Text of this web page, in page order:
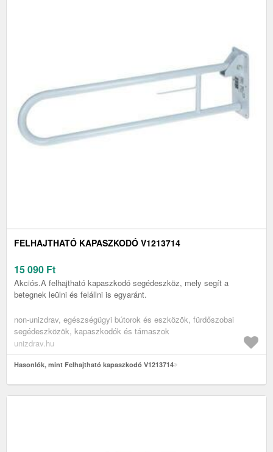
FELHAJTHATÓ KAPASZKODÓ V1213714
15 090 Ft
Akciós.A felhajtható kapaszkodó segédeszköz, mely segít a
betegnek leülni és felállni is egyaránt.
non-unizdrav, egészségügyi bútorok és eszközök, fürdőszobai
segédeszközök, kapaszkodók és támaszok
unizdrav.hu
Hasonlók, mint Felhajtható kapaszkodó V1213714